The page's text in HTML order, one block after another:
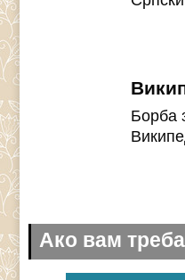
Борба
Ако вам треба